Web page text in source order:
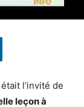
l’invité de
leçon à